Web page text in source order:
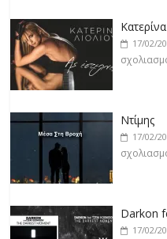
Ντίμης
17/02/
Darkon
17/02/
17/02/